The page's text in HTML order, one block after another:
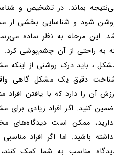
بماند. در تشخیص و
شود و شناسایی بخشی از
این مرحله به نظر ساده
به راحتی از آن چشم‌پوشی کرد.
، باید درک روشنی از اینکه
دقیق یک مشکل گاهی
آن را دارد که با یافتن
کنید. اگر افراد زیادی
ممکن است دیدگاه‌های
باشید. اما اگر افراد
مناسب به شما کمک